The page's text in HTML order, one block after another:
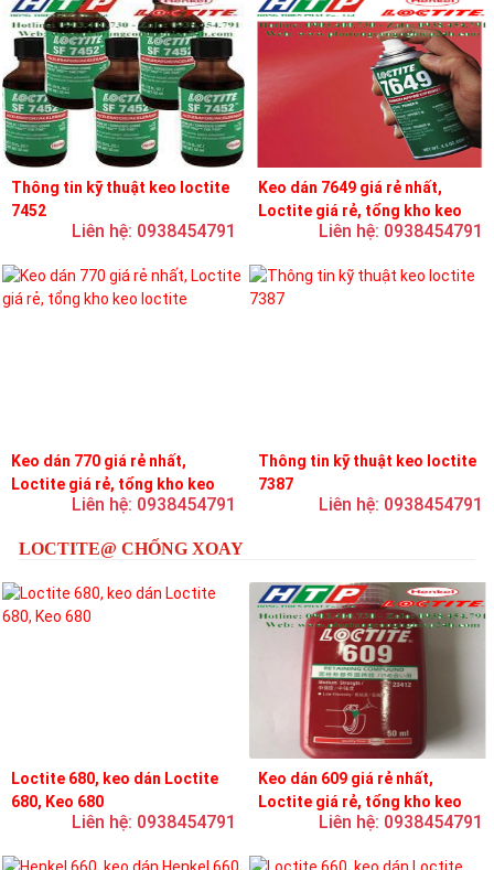
Thông tin kỹ thuật keo loctite
7452
Liên hệ: 0938454791
Keo dán 7649 giá rẻ nhất,
Loctite giá rẻ, tổng kho keo
Liên hệ: 0938454791
Keo dán 770 giá rẻ nhất,
Loctite giá rẻ, tổng kho keo
Liên hệ: 0938454791
Thông tin kỹ thuật keo loctite
7387
Liên hệ: 0938454791
LOCTITE@ CHỐNG XOAY
Loctite 680, keo dán Loctite
680, Keo 680
Liên hệ: 0938454791
Keo dán 609 giá rẻ nhất,
Loctite giá rẻ, tổng kho keo
Liên hệ: 0938454791